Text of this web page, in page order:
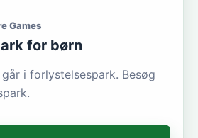
Games
for børn
i forlystelsespark. Besøg